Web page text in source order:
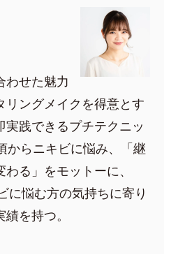
わせた魅力
リングメイクを得意とす
実践できるプチテクニッ
からニキビに悩み、「継
る」をモットーに、
に悩む方の気持ちに寄り
を持つ。